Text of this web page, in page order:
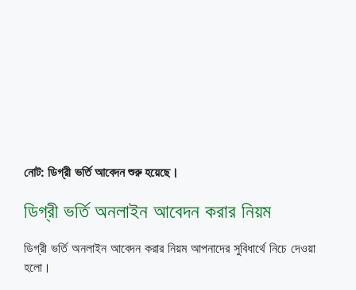
নোট: ডিগ্রী ভর্তি আবেদন শুরু হয়েছে।
ডিগ্রী ভর্তি অনলাইন আবেদন করার নিয়ম
ডিগ্রী ভর্তি অনলাইন আবেদন করার নিয়ম আপনাদের সুবিধার্থে নিচে দেওয়া
হলো।